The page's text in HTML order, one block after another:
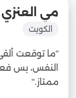
مي العنزي
الكويت
"ما توقعت
النفس، بس
ممتاز."